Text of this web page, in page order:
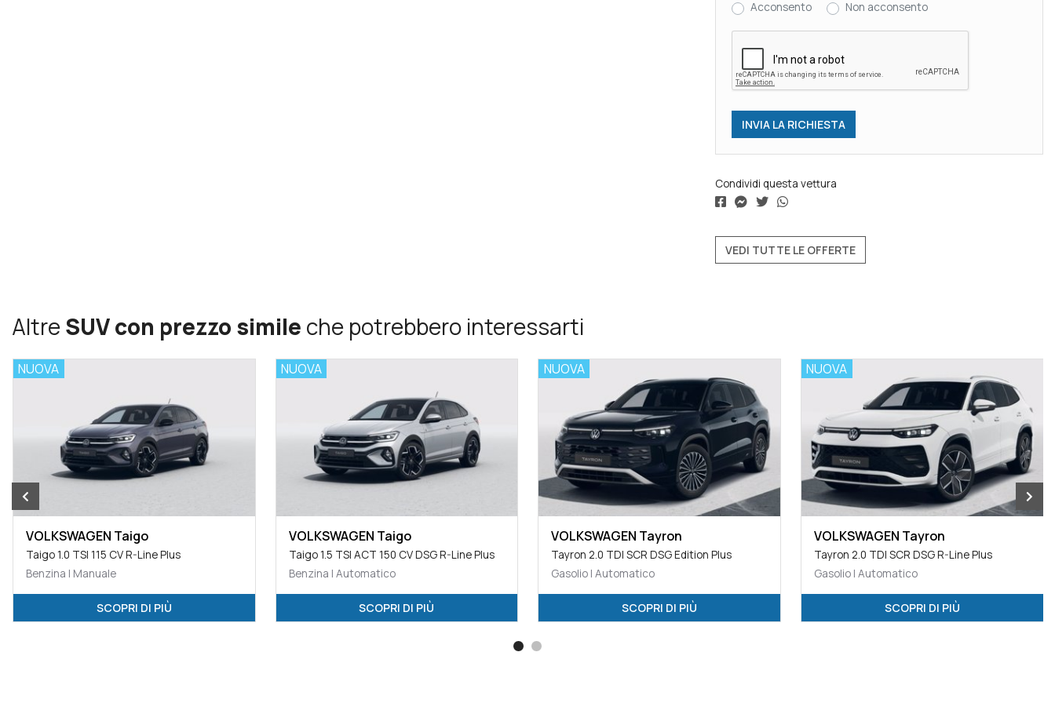
Acconsento
Non acconsento
Condividi questa vettura
VEDI TUTTE LE OFFERTE
AltreSUV con prezzo simile che potrebbero interessarti
NUOVA
VOLKSWAGEN Taigo
Taigo 1.0 TSI 115 CV R-Line Plus
Benzina | Manuale
SCOPRI DI PIÙ
NUOVA
VOLKSWAGEN Taigo
Taigo 1.5 TSI ACT 150 CV DSG R-Line Plus
Benzina | Automatico
SCOPRI DI PIÙ
NUOVA
VOLKSWAGEN Tayron
Tayron 2.0 TDI SCR DSG Edition Plus
Gasolio | Automatico
SCOPRI DI PIÙ
NUOVA
VOLKSWAGEN Tayron
Tayron 2.0 TDI SCR DSG R-Line Plus
Gasolio | Automatico
SCOPRI DI PIÙ